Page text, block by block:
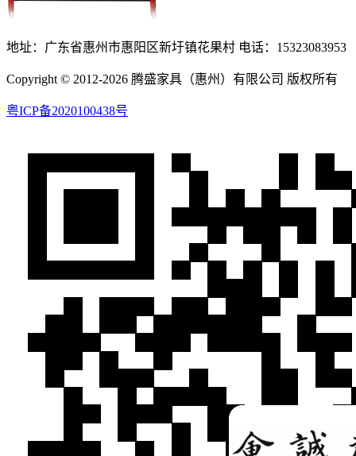
地址：广东省惠州市惠阳区新圩镇花果村 电话：15323083953
Copyright © 2012-2026 腾盛家具（惠州）有限公司 版权所有
粤ICP备2020100438号